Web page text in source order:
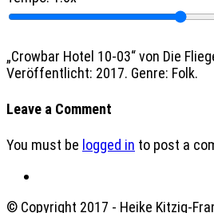
„Crowbar Hotel 10-03“ von Die
Veröffentlicht: 2017. Genre: Folk.
Leave a Comment
You must be logged in to post a
© Copyright 2017 - Heike Kitzig-